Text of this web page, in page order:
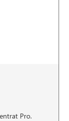
Pro.